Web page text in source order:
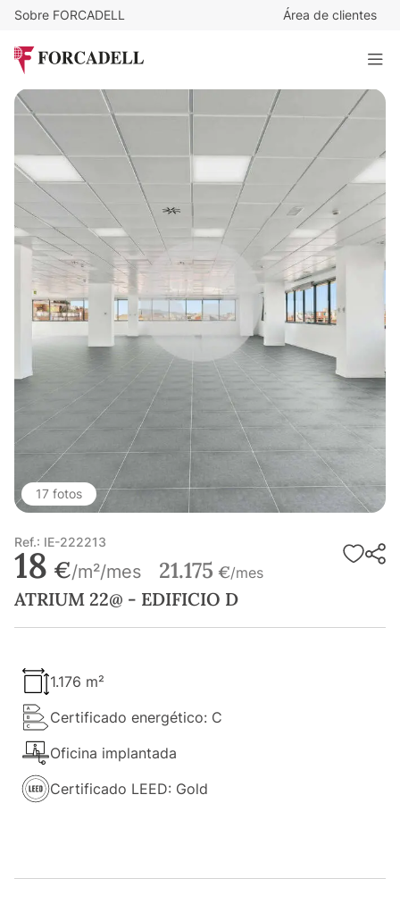
Sobre FORCADELL Área de clientes
ATRIUM 22@ - EDIFICIO D
1.176 m²
17 fotos
Ref.: IE-222213
18 €/m²/mes 21.175 €/mes
ATRIUM 22@ - EDIFICIO D
1.176 m²
Certificado energético: C
Oficina implantada
Certificado LEED: Gold